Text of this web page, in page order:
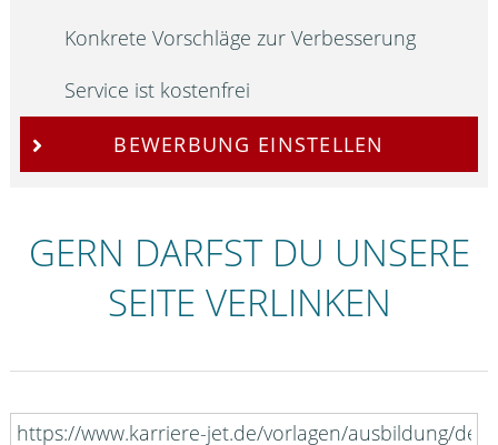
Konkrete Vorschläge zur Verbesserung
Service ist kostenfrei
BEWERBUNG EINSTELLEN
GERN DARFST DU UNSERE
SEITE VERLINKEN